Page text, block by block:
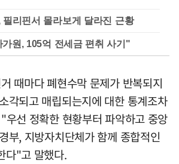
필리핀서 몰라보게 달라진 근황
원, 105억 전세금 편취 사기"
때마다 폐현수막 문제가 반복되지
각되고 매립되는지에 대한 통계조차
선 정확한 현황부터 파악하고 중앙
부, 지방자치단체가 함께 종합적인
다"고 말했다.